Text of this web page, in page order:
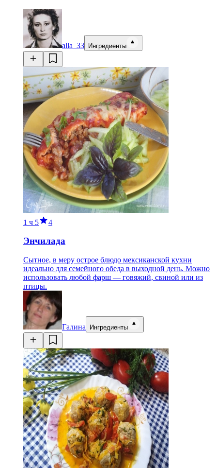
alla_33 Ингредиенты
1 ч 5 4
Энчилада
Сытное, в меру острое блюдо мексиканской кухни
идеально для семейного обеда в выходной день. Можно
использовать любой фарш — говяжий, свиной или из
птицы.
Галина Ингредиенты